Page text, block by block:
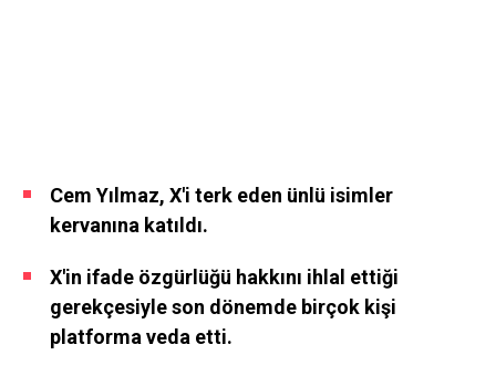
Cem Yılmaz, X'i terk eden ünlü isimler
kervanına katıldı.
X'in ifade özgürlüğü hakkını ihlal ettiği
gerekçesiyle son dönemde birçok kişi
platforma veda etti.